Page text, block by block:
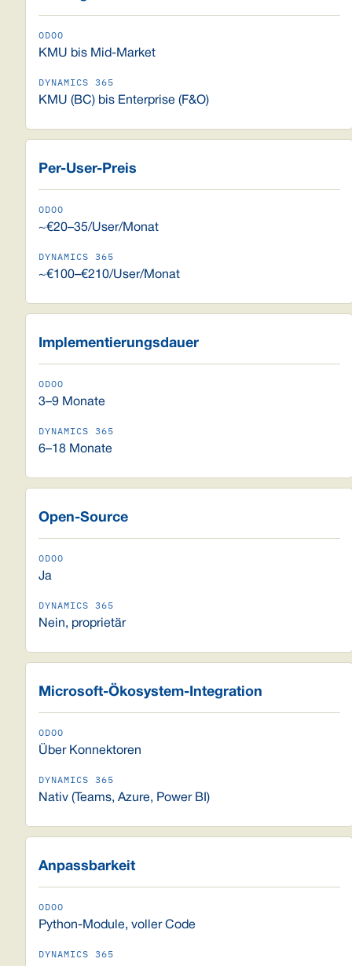
KMU bis Mid-Market
KMU (BC) bis Enterprise (F&O)
Per-User-Preis
~€20–35/User/Monat
~€100–€210/User/Monat
Implementierungsdauer
3–9 Monate
6–18 Monate
Open-Source
Ja
Nein, proprietär
Microsoft-Ökosystem-Integration
Über Konnektoren
Nativ (Teams, Azure, Power BI)
Anpassbarkeit
Python-Module, voller Code